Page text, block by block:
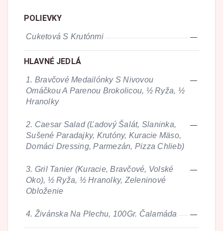
POLIEVKY
Cuketová S Krutónmi —
HLAVNÉ JEDLÁ
1. Bravčové Medailónky S Nivovou
Omáčkou A Parenou Brokolicou, ½ Ryža, ½
Hranolky
—
2. Caesar Salad (Ľadový Šalát, Slaninka,
Sušené Paradajky, Krutóny, Kuracie Mäso,
Domáci Dressing, Parmezán, Pizza Chlieb)
—
3. Gril Tanier (Kuracie, Bravčové, Volské
Oko), ½ Ryža, ½ Hranolky, Zeleninové
Obloženie
—
4. Živánska Na Plechu, 100Gr. Čalamáda —